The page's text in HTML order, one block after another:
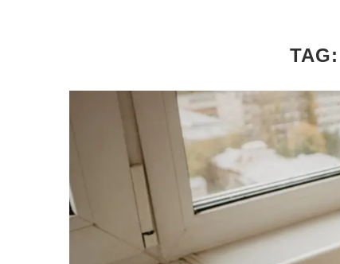
TAG: